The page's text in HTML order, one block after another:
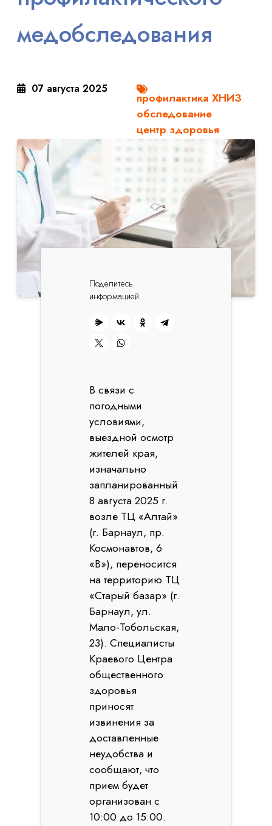
медобследования
07 августа 2025
профилактика ХНИЗ
обследование
центр здоровья
Поделитесь
информацией
В связи с
погодными
условиями,
выездной осмотр
жителей края,
изначально
запланированный
8 августа 2025 г.
возле ТЦ «Алтай»
(г. Барнаул, пр.
Космонавтов, 6
«В»), переносится
на территорию ТЦ
«Старый базар» (г.
Барнаул, ул.
Мало-Тобольская,
23). Специалисты
Краевого Центра
общественного
здоровья
приносят
извинения за
доставленные
неудобства и
сообщают, что
прием будет
организован с
10:00 до 15:00.